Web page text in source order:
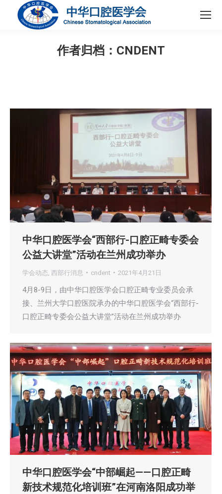
作者归档： CNDENT
中华口腔医学会“西部行-口腔正畸专委会
公益大讲堂”活动在兰州成功举办
学会动态 西部行消息 cndent 2021年4月21日
4月8-9日，由中华口腔医学会口腔正畸专业委员会承
接、兰州大学口腔医院承办的中华口腔医学会“西部行-
口腔正畸专委会公益大讲堂”活动在兰州成功举办
中华口腔医学会“中部崛起——口腔正畸
新技术规范化培训班”在河南洛阳成功举